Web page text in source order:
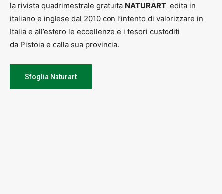
la rivista quadrimestrale gratuita NATURART, edita in
italiano e inglese dal 2010 con l’intento di valorizzare in
Italia e all’estero le eccellenze e i tesori custoditi
da Pistoia e dalla sua provincia.
Sfoglia Naturart